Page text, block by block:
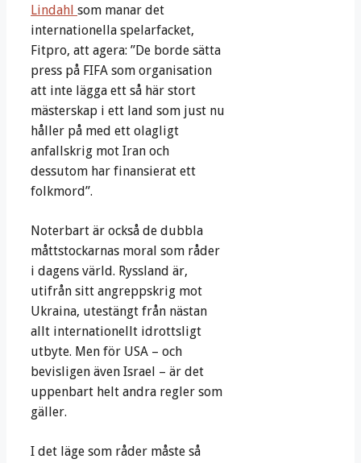
Lindahl som manar det
internationella spelarfacket,
Fitpro, att agera: ”De borde sätta
press på FIFA som organisation
att inte lägga ett så här stort
mästerskap i ett land som just nu
håller på med ett olagligt
anfallskrig mot Iran och
dessutom har finansierat ett
folkmord”.
Noterbart är också de dubbla
måttstockarnas moral som råder
i dagens värld. Ryssland är,
utifrån sitt angreppskrig mot
Ukraina, utestängt från nästan
allt internationellt idrottsligt
utbyte. Men för USA – och
bevisligen även Israel – är det
uppenbart helt andra regler som
gäller.
I det läge som råder måste så